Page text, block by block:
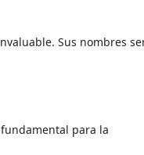
Sus nombres
fundamental para la